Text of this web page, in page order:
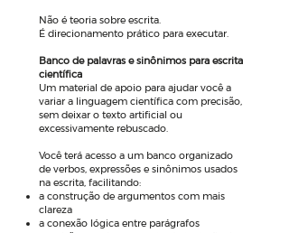
Não é teoria sobre escrita.
É direcionamento prático para executar.
Banco de palavras e sinônimos para escrita
científica
Um material de apoio para ajudar você a
variar a linguagem científica com precisão,
sem deixar o texto artificial ou
excessivamente rebuscado.
Você terá acesso a um banco organizado
de verbos, expressões e sinônimos usados
na escrita, facilitando:
a construção de argumentos com mais
clareza
a conexão lógica entre parágrafos